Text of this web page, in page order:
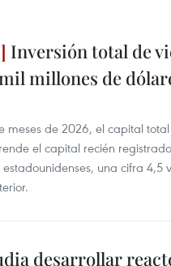
Inversión total de
millones de
meses de 2026, el capital
el capital recién
una cifra 4,5
desarrollar